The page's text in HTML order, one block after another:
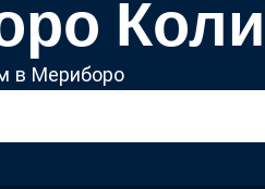
в Мериборо